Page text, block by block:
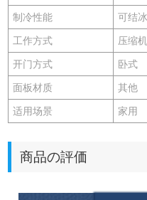
制冷性能 可结冰
工作方式 压缩
开门方式 卧式
面板材质 其他
适用场景 家用
商品の評価